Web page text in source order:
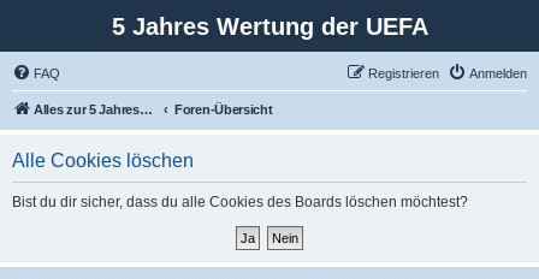
5 Jahres Wertung der UEFA
FAQ Anmelden
Registrieren
Alles zur 5 Jahreswertung / Tabelle der UEFA mit vielen Statistiken. Foren-Übersicht
Alle Cookies löschen
Bist du dir sicher, dass du alle Cookies des Boards löschen möchtest?